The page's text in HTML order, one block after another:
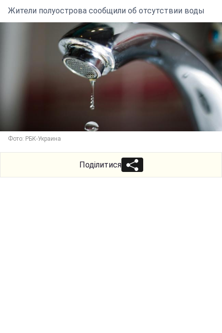
Жители полуострова сообщили об отсутствии воды
Фото: РБК-Украина
Поділитися